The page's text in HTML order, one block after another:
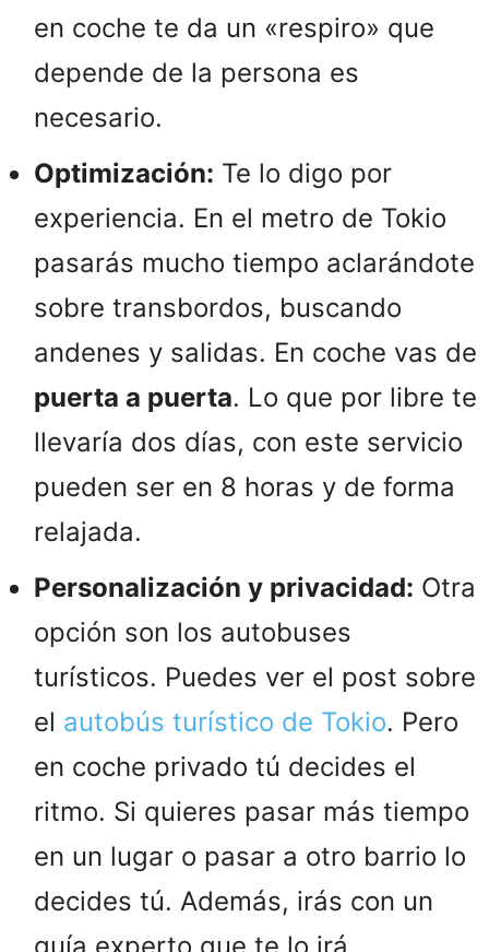
en coche te da un «respiro» que
depende de la persona es
necesario.
Optimización: Te lo digo por
experiencia. En el metro de Tokio
pasarás mucho tiempo aclarándote
sobre transbordos, buscando
andenes y salidas. En coche vas de
puerta a puerta. Lo que por libre te
llevaría dos días, con este servicio
pueden ser en 8 horas y de forma
relajada.
Personalización y privacidad: Otra
opción son los autobuses
turísticos. Puedes ver el post sobre
el autobús turístico de Tokio. Pero
en coche privado tú decides el
ritmo. Si quieres pasar más tiempo
en un lugar o pasar a otro barrio lo
decides tú. Además, irás con un
guía experto que te lo irá